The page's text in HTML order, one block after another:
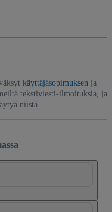
käyttäjäsopimuksenja
tekstiviesti-ilmoituksia, ja
niistä.